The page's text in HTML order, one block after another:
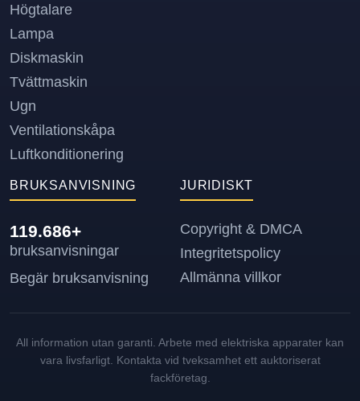
Högtalare
Lampa
Diskmaskin
Tvättmaskin
Ugn
Ventilationskåpa
Luftkonditionering
BRUKSANVISNING
119.686+
bruksanvisningar
Begär bruksanvisning
JURIDISKT
Copyright & DMCA
Integritetspolicy
Allmänna villkor
All information utan garanti. Arbete med elektriska apparater kan
vara livsfarligt. Kontakta vid tveksamhet ett auktoriserat
fackföretag.